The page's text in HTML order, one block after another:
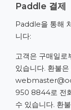
Paddle 결제
Paddle을 통해
니다:
고객은 구매일로
있습니다. 환불
950 8844로 전
수 있습니다. 환